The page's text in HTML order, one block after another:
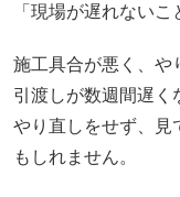
「現場が遅れない
施工具合が悪く、や
引渡しが数週間遅く
やり直しをせず、見
もしれません。